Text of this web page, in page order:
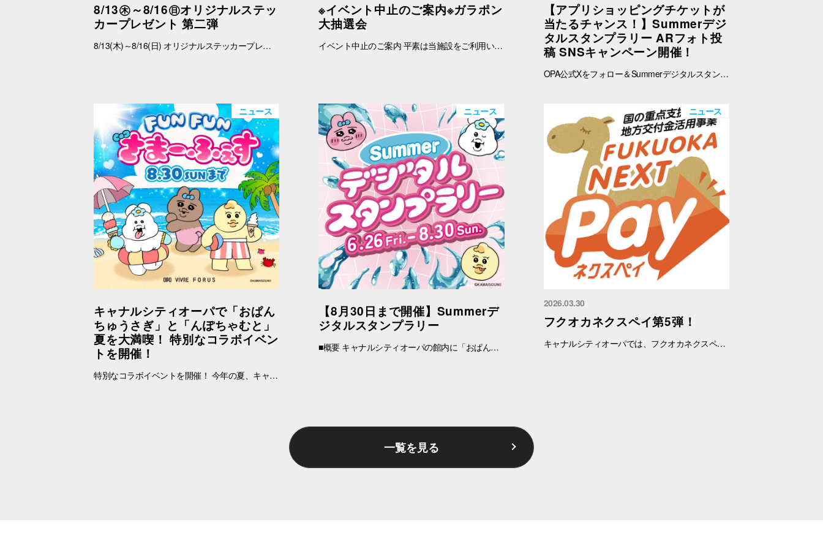
8/13㊍～8/16㊐オリジナルステッ
カープレゼント 第二弾
8/13(木)～8/16(日) オリジナルステッカープレゼントキャンペーン ■概要 期間中、館内にて税込2,000円以上お買上げいただき、「OPA VIVRE FORUS アプリ」の対象画面をご提示いただいたお客さまに、先着でここでしか手に入らない「オリジナルキラキラステッカー」をプレゼントいたします！ ぜひこの機会に、お買い物と合わせて限定ノベルティをゲットしてください。 （※本企画は、アプリ会員さま限定となります） ■配布期間 2026年8月13日(木)～8月16日(日) ※各日の実施時間は、引換時間に準じます。 ※ノベルティはなくなり次第、配布を終了いたします。 ※一部実施していない店舗がございます。 ■ノベルティ内容 キラキラステッカー (全3種) ■引換条件 期間中、以下の2点を引換カウンターにてご提示ください。 ① 館内でお買上げいただいた、税込2,000円以上のレシート（合算可） ② 「OPA VIVRE FORUS アプリ」のクーポン画面 ■引換場所・引換時間 引換場所：センターウォーク B1Fラフェスタ 特設カウンター 引換時間：11:00 ～ 19:00 ■注意事項 ※ノベルティは数量限定のため、なくなり次第終了となりますので予めご了承ください。 ※ノベルティはランダムでのお渡しとなります。重複した場合でも、種類の変更・交換はいたしかねます。 ※ノベルティの引き換えは、おひとりさま3枚までとなります。 ※お買上げレシートは、期間中のキャナルシティオーパのものに限ります（一部対象外のショップ・商品がございます） ※キャナルシティオーパのレシートのみ対象。館をまたいだレシートの合算は不可。 ※画像はイメージです。実際のノベルティとは異なる場合がございます。 ▼詳しくはコチラ▼ https://www.opa-club.com/contents/opanchuusagi_2026/ ▼アプリについて詳しくはこちら！ ▼ https://www.opa-club.com/contents/app/
※イベント中止のご案内※ガラポン
大抽選会
イベント中止のご案内 平素は当施設をご利用いただき、誠にありがとうございます。 8.9(土)～8.9(日)に開催を予定しておりました「夏のイベント第1弾 ガラポン大抽選会 」につきましては、 当施設の都合により開催を中止させていただくこととなりました。 イベントを楽しみにされていたお客さまにはご迷惑をおかけいたしますが、何卒ご理解のほどよろしくお願い申し上げます。 －－－－－－－－－－－－－－－－－－－－－－－－－－－－－－－－－－－－－－－－－－－－－－－ 期間中の館内お買上げレシート税込3,000円(合算可)ごとに１回、抽選にご参加いただけます。 さらに、オーパアプリのクーポンご提示で+1回！ ■抽選日時：8.8(土) ～8.9(日) 11：00～19：00 ■抽選会場：B1F ラフェスタ内特設会場 ■レシート対象期間：8.8(土)～8.9(日) ※レシートでの参加はお一人さま最大10回まで、アプリクーポンご提示で+1回、合計最大11回まで抽選にご参加いただけます。 ■景品 【特賞】 キャナルシティ博多お買物券 30,000円相当 【1等】 ANKER ポータブルスピーカー 【2等】 STANLEY タンブラー 【3等】 クリスピークリームドーナツ ミニボックス(10個入) 【4等】 モロゾフクッキー 【5等】 バスボール 【ラッキー賞】 バンダイナムコクロスストア博多 クレーンゲーム1回無料券 【注意事項】 ※参加の際はキャナルシティオーパのお買上レシートが必要です。アプリクーポンご提示のみでの参加はできません。 ※各日、景品がなくなり次第終了となります。 ※イラストはすべてイメージです。 ※キャナルシティオーパの店舗のみ対象です。詳しくはフロアガイドをご確認ください。 ※レシートは1枚につき1回限り有効です。 ※税込30,000円以上お買上げのお客さまでもおひとりさま最大10回まで(アプリ会員さまは最大11回まで)です。 ※予告なく実施内容が変更・終了となる場合がございます。
【アプリショッピングチケットが
当たるチャンス！】Summerデジ
タルスタンプラリー ARフォト投
稿 SNSキャンペーン開催！
OPA公式Xをフォロー＆Summerデジタルスタンプラリーで撮影したARフォトを投稿して、OPA VIVRE FORUSアプリのショッピングチケットをゲットしよう！ ■ 景品 500円分のアプリショッピングチケットを2枚（計1,000円分）を抽選で20名さまにプレゼント！ ※税込2,000円で使える500円のショッピングチケットを2枚進呈します。 ■ 応募期間 2026年8月1日(土) ～ 8月30日(日) 23:59まで ※当選者には8月31日(月)以降にDMにてご連絡いたします。 ■ 応募方法 OPA公式X（@opa_vivre_forus）をフォロー Summerデジタルスタンプラリーに参加して、ARフォトを撮影 ハッシュタグ「#おぱんちゅうさぎOPA」「#おぱんちゅうさぎFORUS」「#おぱんちゅうさぎVIVRE」のいずれかをつけて、撮影したARフォトを投稿！ ■ ご注意・各種規約 【撮影・投稿に関する注意】 撮影の際は、周囲のお客さまの通行の妨げにならないようご注意ください。 店内での撮影の際は、各店舗のルールやご案内に沿ってお楽しみください。 ARフォトの撮影、投稿するARフォトは、他のお客さまの顔等が映らないようご配慮をお願いいたします。 危険な行為（階段や無理な姿勢など）はお控えください。 【個人情報・権利に関する注意】 ARフォトの撮影・投稿にあたっては、他のお客さまのプライバシーにご配慮いただき、顔等が写り込まないようお願いいたします。
ニュース
キャナルシティオーパで「おぱん
ちゅうさぎ」と「んぽちゃむと」
夏を大満喫！ 特別なコラボイベン
トを開催！
特別なコラボイベントを開催！ 今年の夏、キャナルシティオーパに 人気キャラクター「おぱんちゅうさぎ」「んぽちゃむ」が登場します！ ポップでかわいいキービジュアルが館内を彩り、いつもと違うワクワクする空間に大変身。 さらに、スマホで気軽に参加できる「Summerデジタルスタンプラリー」や、 アプリ会員さま限定の「オリジナルノベルティ企画」など、楽しい企画が盛りだくさん！ お買い物をしながら、おぱんちゅうさぎたちと一緒に楽しい夏の思い出を作ってみませんか？ みなさまのご来店をお待ちしております！ ▼詳しくはコチラ▼ https://www.opa-club.com/contents/opanchuusagi_2026/ コラボ期間：2026年6月26日(金)～2025年8月30日(日) ※一部店舗では実施期間が異なります。 ※一部実施していない店舗がございます。
ニュース
【8月30日まで開催】Summerデ
ジタルスタンプラリー
■概要 キャナルシティオーパの館内に「おぱんちゅうさぎ」「んぽちゃむ」が登場！ 館内3か所のチェックポイントを巡る「Summerデジタルスタンプラリー」を開催いたします。 スタンプを集めると、ここでしか撮れない限定ARフォトフレームでの撮影がお楽しみいただけます。 さらに3か所全てのスタンプを集めていただくと、 「OPA VIVRE FORUS アプリ」にて 1,000マイルをプレゼント！ 皆さまのご参加を心よりお待ちしております。 ■開催期間 2026年6月26日(金)～2026年8月30日(日) ※各日の開催時間は、店舗の営業時間に準じます。 ※一部店舗では実施期間が異なります。 ※一部実施していない店舗がございます。 ■イベント特典 ① 限定AR撮影 キャラクターを読み込むと、各スポットごとに限定ARフォトフレームでの撮影がお楽しみいただけます。 （1か所のみのご参加でも撮影可能です） ② アプリマイルプレゼント 館内3か所すべてのスタンプを集めた方に、「OPA VIVRE FORUS アプリ」にて1,000マイルをプレゼントいたします。 ■ARフレーム獲得方法 館内3か所のチェックポイントにあるパネルの「QRコード」を、スマートフォンの標準カメラで読み取ります。 フレームは各スポットごとに異なりますので、３か所すべて回ってお楽しみください！ ■マイル獲得方法 ① キャラクター読み取り後、左上のハートマークをタップ ②３か所すべてのハートマークをタップして、キャラクタースタンプを集める ③スタンプ獲得後、下中央の「特典」をタップ ④「確認」→「ここからマイルをゲット」をタップ ⑤オーパアプリに遷移し、その場で付与されます。 ※マイルはマイページの「履歴」からご確認ください。 ■チェックポイント設置場所 チェックポイント① B1F ラフェスタ ウルトラマンワールドM78横入口 チェックポイント② B1F ラフェスタ どんぐり共和国前柱周り チェックポイント③ 2F センターウォーク MYROOM.前柱周り ■注意事項 ※アプリマイルの受け取りには「OPA VIVRE FORUS アプリ」のダウンロードが必要です。 ※マイルの進呈は、お一人さま1回限りとなります。 ※QRコードの読み取りおよびスタンプラリーのご参加は、必ず同じブラウザ （iPhoneの方はSafari、Androidの方はChrome）をご利用ください。 ※プライベートモードやシークレットモードでのご利用、履歴・キャッシュの削除はスタンプが消失する原因となりますのでご注意ください。 ▼詳しくはコチラ▼ https://www.opa-club.com/contents/opanchuusagi_2026/ ▼アプリについて詳しくはこちら！ ▼ https://www.opa-club.com/contents/app/
ニュース
2026.03.30
フクオカネクスペイ第5弾！
キャナルシティオーパでは、フクオカネクスペイ第5弾がご利用いただけます。 ご利用期間：3/30(月)～9/30(水) 対象店舗でのお買い物がさらにお得に！ この機会にぜひご利用ください。 ※アプリ決済のみご利用可能です。紙チケット決済はご利用いただけません。 ※一部対象外の店舗・商品がございます。詳しくは各店にてご確認ください。
一覧を見る